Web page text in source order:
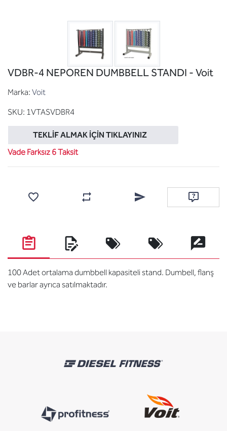
VDBR-4 NEPOREN DUMBBELL STANDI - Voit
Marka: Voit
SKU: 1VTASVDBR4
TEKLIF ALMAK İÇIN TIKLAYINIZ
Vade Farksız 6 Taksit
Karşılaştırma listesine ekleArkadaşına e-posta ile
Soru sor
100 Adet ortalama dumbbell kapasiteli stand. Dumbell, flanş
ve barlar ayrıca satılmaktadır.